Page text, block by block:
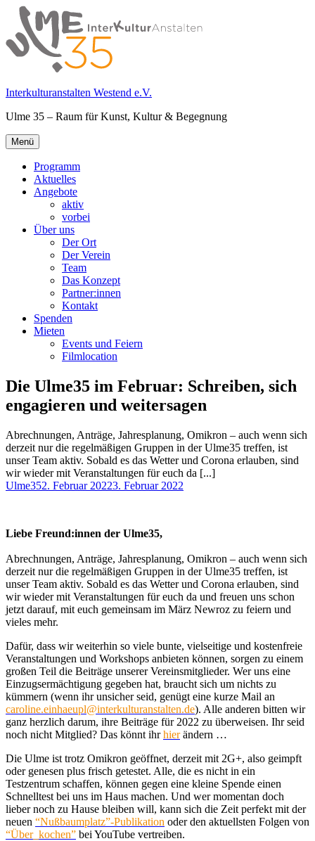
Springe
zum
Inhalt
Interkulturanstalten Westend e.V.
Ulme 35 – Raum für Kunst, Kultur & Begegnung
Primäres
Menü
Menü
Programm
Aktuelles
Angebote
aktiv
vorbei
Über uns
Der Ort
Der Verein
Team
Das Konzept
Partner:innen
Kontakt
Spenden
Mieten
Events und Feiern
Filmlocation
Die Ulme35 im Februar: Schreiben, sich
engagieren und weitersagen
Abrechnungen, Anträge, Jahresplanung, Omikron – auch wenn sich
derzeit nur die regelmäßigen Gruppen in der Ulme35 treffen, ist
unser Team aktiv. Sobald es das Wetter und Corona erlauben, sind
wir wieder mit Veranstaltungen für euch da [...]
Autor
Ulme35Veröffentlicht
2. Februar 20223. Februar 2022
Liebe Freund:innen der Ulme35,
Abrechnungen, Anträge, Jahresplanung, Omikron – auch wenn sich
derzeit nur die regelmäßigen Gruppen in der Ulme35 treffen, ist
unser Team aktiv. Sobald es das Wetter und Corona erlauben, sind
wir wieder mit Veranstaltungen für euch da und freuen uns schon
jetzt darauf, mit euch gemeinsam im März Newroz zu feiern und
vieles mehr.
Dafür, dass wir weiterhin so viele bunte, vielseitige und kostenfreie
Veranstaltungen und Workshops anbieten können, sorgen zu einem
großen Teil die Beiträge unserer Vereinsmitglieder. Wer uns eine
Einzugsermächtigung gegeben hat, braucht sich um nichts zu
kümmern (wenn ihr unsicher seid, genügt eine kurze Mail an
caroline.einhaeupl@interkulturanstalten.de). Alle anderen bitten wir
ganz herzlich darum, ihre Beiträge für 2022 zu überweisen. Ihr seid
noch nicht Mitglied? Das könnt ihrhierändern …
Die Ulme ist trotz Omikron geöffnet, derzeit mit 2G+, also geimpft
oder genesen plus frisch getestet. Alle, die es nicht in ein
Testzentrum schaffen, können gegen eine kleine Spende einen
Schnelltest bei uns im Haus machen. Und wer momentan doch
lieber noch zu Hause bleiben will, kann sich die Zeit perfekt mit der
neuen “Nußbaumplatz”-Publikation oder den aktuellsten Folgen von
“Über_kochen” bei YouTube vertreiben.